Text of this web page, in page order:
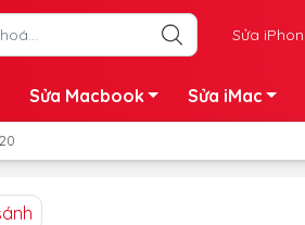
Sửa
Sửa Macbook Sửa iMac